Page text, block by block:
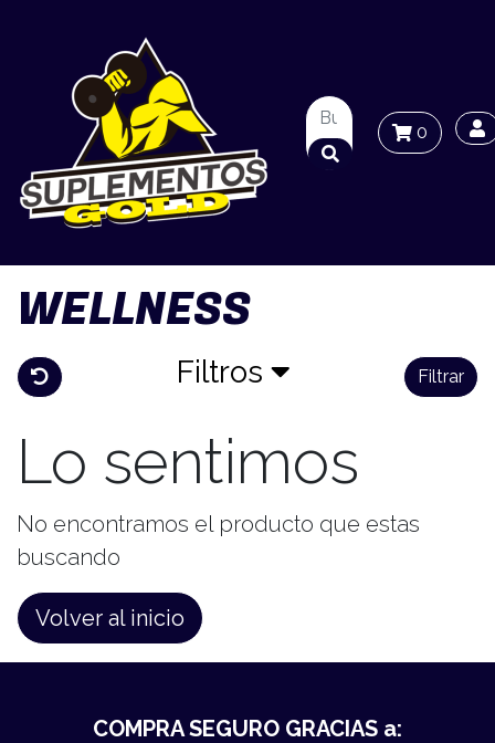
0
WELLNESS
Filtros Filtrar
Lo sentimos
No encontramos el producto que estas
buscando
Volver al inicio
COMPRA SEGURO GRACIAS a: